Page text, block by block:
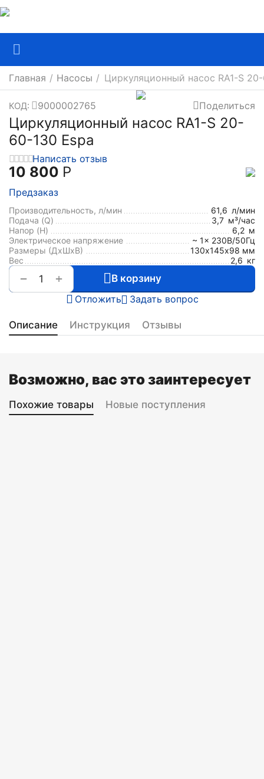
Главная / Насосы / Циркуляционный насос RA1-S
КОД: 9000002765 Поделиться
Циркуляционный насос RA1-S 20-
60-130 Espa
Написать отзыв
10 800 Р
Предзаказ
Производительность, л/мин 61,6 л/мин
Подача (Q)
3,7 м³/час
Напор (H)
6,2 м
Электрическое напряжение
~ 1x 230В/50Гц
Размеры (ДхШxВ)
130х145х98 мм
Вес
2,6 кг
+
−
В корзину
Отложить
Задать вопрос
Описание Инструкция Отзывы
Возможно, вас это заинтересует
Похожие товары Новые поступления